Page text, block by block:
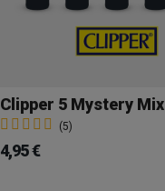
Clipper 5 Mystery Mix
(5)
4,95 €